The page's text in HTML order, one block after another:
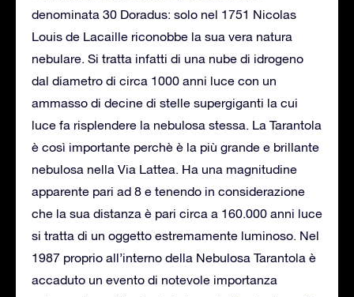
denominata 30 Doradus: solo nel 1751 Nicolas
Louis de Lacaille riconobbe la sua vera natura
nebulare. Si tratta infatti di una nube di idrogeno
dal diametro di circa 1000 anni luce con un
ammasso di decine di stelle supergiganti la cui
luce fa risplendere la nebulosa stessa. La Tarantola
è così importante perchè è la più grande e brillante
nebulosa nella Via Lattea. Ha una magnitudine
apparente pari ad 8 e tenendo in considerazione
che la sua distanza è pari circa a 160.000 anni luce
si tratta di un oggetto estremamente luminoso. Nel
1987 proprio all’interno della Nebulosa Tarantola è
accaduto un evento di notevole importanza